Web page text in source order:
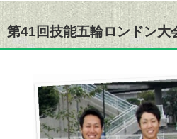
第41回技能五輪ロンドン